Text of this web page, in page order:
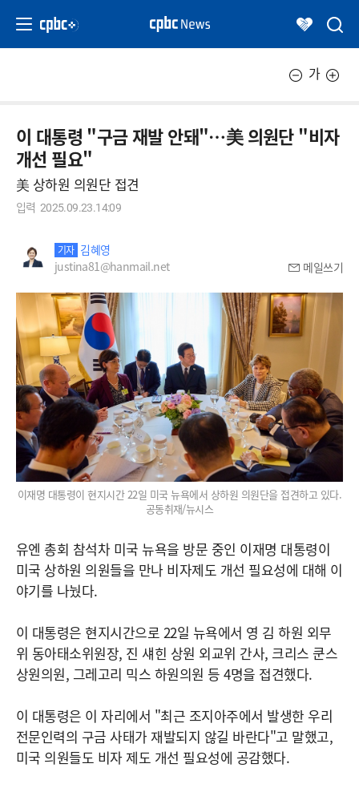
가
이 대통령 "구금 재발 안돼"…美 의원단 "비자
개선 필요"
美 상하원 의원단 접견
입력 2025.09.23.14:09
기자 김혜영
justina81@hanmail.net
메일쓰기
이재명 대통령이 현지시간 22일 미국 뉴욕에서 상하원 의원단을 접견하고 있다.
공동취재/뉴시스
유엔 총회 참석차 미국 뉴욕을 방문 중인 이재명 대통령이
미국 상하원 의원들을 만나 비자제도 개선 필요성에 대해 이
야기를 나눴다.
이 대통령은 현지시간으로 22일 뉴욕에서 영 김 하원 외무
위 동아태소위원장, 진 섀힌 상원 외교위 간사, 크리스 쿤스
상원의원, 그레고리 믹스 하원의원 등 4명을 접견했다.
이 대통령은 이 자리에서 "최근 조지아주에서 발생한 우리
전문인력의 구금 사태가 재발되지 않길 바란다"고 말했고,
미국 의원들도 비자 제도 개선 필요성에 공감했다.